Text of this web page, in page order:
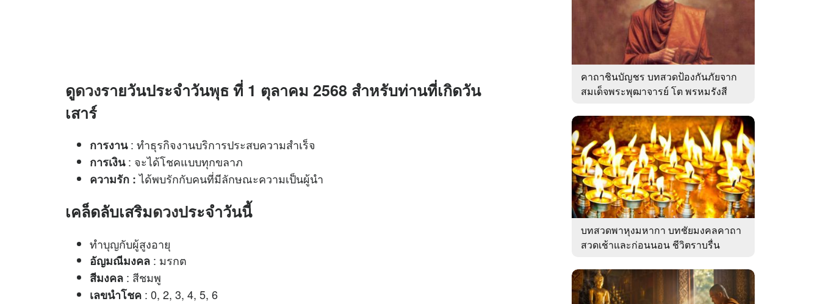
ดูดวงรายวันประจำวันพุธ ที่ 1 ตุลาคม 2568 สำหรับท่านที่เกิดวัน
เสาร์
การงาน: ทำธุรกิจงานบริการประสบความสำเร็จ
การเงิน: จะได้โชคแบบทุกขลาภ
ความรัก :ได้พบรักกับคนที่มีลักษณะความเป็นผู้นำ
เคล็ดลับเสริมดวงประจำวันนี้
ทำบุญกับผู้สูงอายุ
อัญมณีมงคล : มรกต
สีมงคล : สีชมพู
เลขนำโชค : 0, 2, 3, 4, 5, 6
คาถาชินบัญชร บทสวดป้องกันภัยจาก
สมเด็จพระพุฒาจารย์ โต พรหมรังสี
บทสวดพาหุงมหากา บทชัยมงคลคาถา
สวดเช้าและก่อนนอน ชีวิตราบรื่น